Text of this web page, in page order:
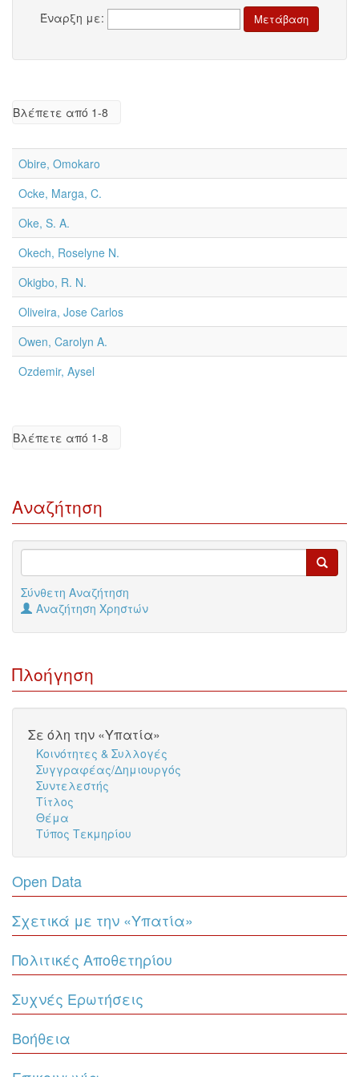
Έναρξη με:
Βλέπετε από 1-8
Obire, Omokaro
Ocke, Marga, C.
Oke, S. A.
Okech, Roselyne N.
Okigbo, R. N.
Oliveira, Jose Carlos
Owen, Carolyn A.
Ozdemir, Aysel
Βλέπετε από 1-8
Αναζήτηση
Σύνθετη Αναζήτηση
Αναζήτηση Χρηστών
Πλοήγηση
Σε όλη την «Υπατία»
Κοινότητες & Συλλογές
Συγγραφέας/Δημιουργός
Συντελεστής
Τίτλος
Θέμα
Τύπος Τεκμηρίου
Open Data
Σχετικά με την «Υπατία»
Πολιτικές Αποθετηρίου
Συχνές Ερωτήσεις
Βοήθεια